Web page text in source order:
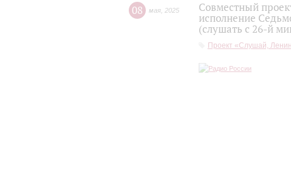
08 мая 2025
Совместный
исполнение
(слушать с 26-й
Проект «Слушай,